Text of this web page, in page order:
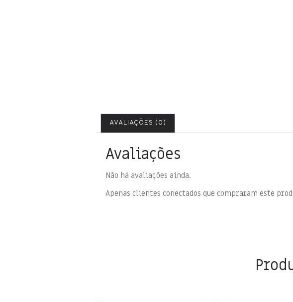
AVALIAÇÕES (0)
Avaliações
Não há avaliações ainda.
Apenas clientes conectados que compraram este